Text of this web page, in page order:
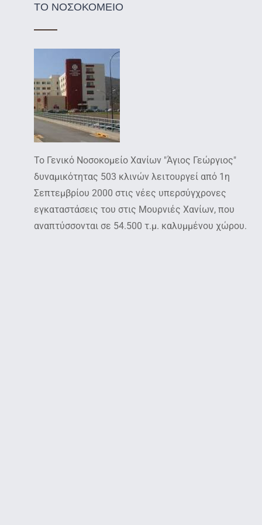
ΤΟ ΝΟΣΟΚΟΜΕΙΟ
Το Γενικό Νοσοκομείο Χανίων "Άγιος Γεώργιος"
δυναμικότητας 503 κλινών λειτουργεί από 1η
Σεπτεμβρίου 2000 στις νέες υπερσύγχρονες
εγκαταστάσεις του στις Μουρνιές Χανίων, που
αναπτύσσονται σε 54.500 τ.μ. καλυμμένου χώρου.